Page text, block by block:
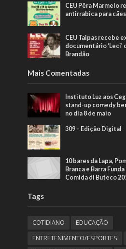
CEU Pêra Marmelo
antirrabica para
CEU Taipas recebe
documentário ‘Leci’
Brandão
Mais Comentadas
Instituto Luz aos
stand-up comedy
no dia 8 de maio
309 – Edição Digital
10 bares da Lapa,
Branca e Barra
Comida di Buteco
Tags
COTIDIANO
EDUCAÇÃO
ENTRETENIMENTO/ESPORTES